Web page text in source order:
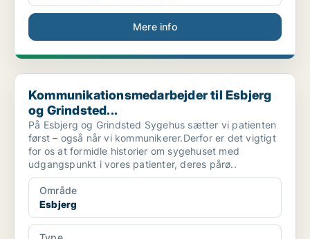
Mere info
Kommunikationsmedarbejder til Esbjerg og Grindsted...
Kommunikationsmedarbejder til Esbjerg
og Grindsted...
På Esbjerg og Grindsted Sygehus sætter vi patienten
først – også når vi kommunikerer.Derfor er det vigtigt
for os at formidle historier om sygehuset med
udgangspunkt i vores patienter, deres pårø..
Område
Esbjerg